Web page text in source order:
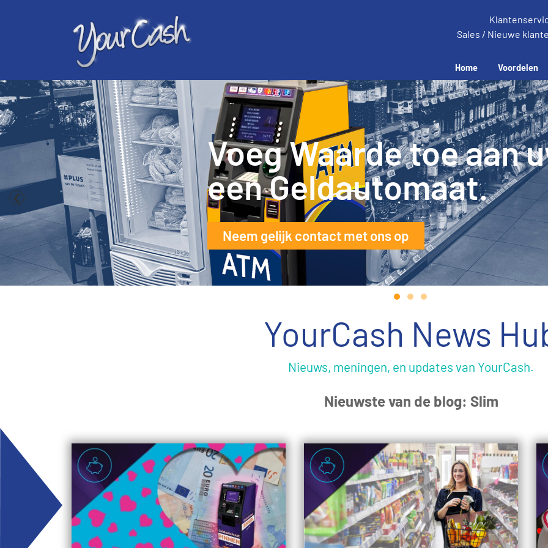
Sales / Nieuwe
Home Voordelen
Verhoog de winst,
klantentevredenheid
bankkosten.
Zie Voordelen.
YourCash News
Nieuws, meningen, en updates van YourCash.
Nieuwste van de blog: Slim